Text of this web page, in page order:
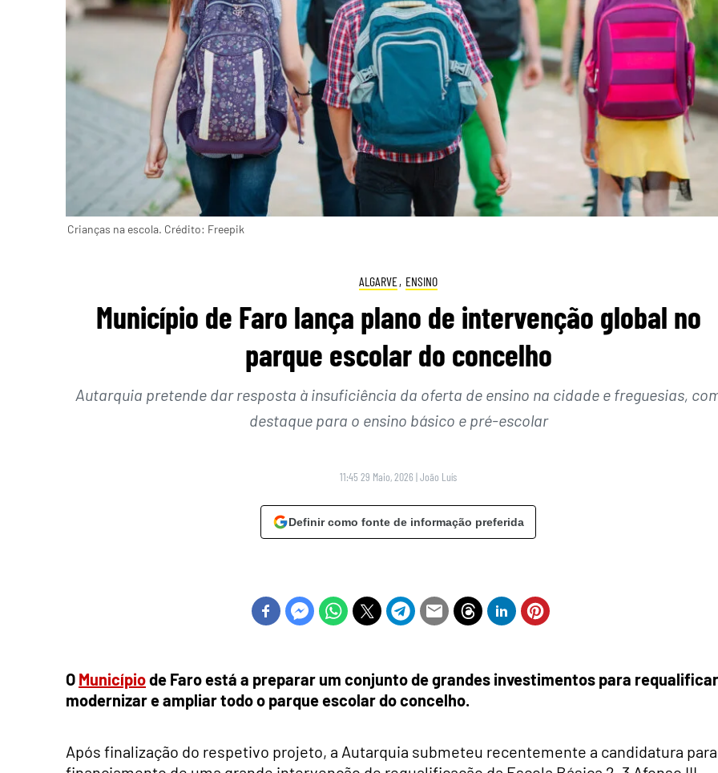
Crianças na escola. Crédito: Freepik
ALGARVE, ENSINO
Município de Faro lança plano de intervenção global no
parque escolar do concelho
Autarquia pretende dar resposta à insuficiência da oferta de ensino na cidade e freguesias,
destaque para o ensino básico e pré-escolar
11:45 29 Maio, 2026 |João Luís
Definir como fonte de informação preferida
O Municípiode Faro está a preparar um conjunto de grandes investimentos para
modernizar e ampliar todo o parque escolar do concelho.
Após finalização do respetivo projeto, a Autarquia submeteu recentemente a candidatura para